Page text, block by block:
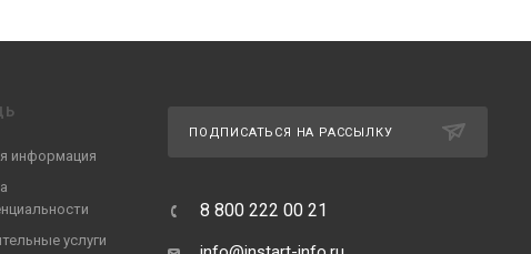
информация
услуги
ПОДПИСАТЬСЯ НА РАССЫЛКУ
8 800 222 00 21